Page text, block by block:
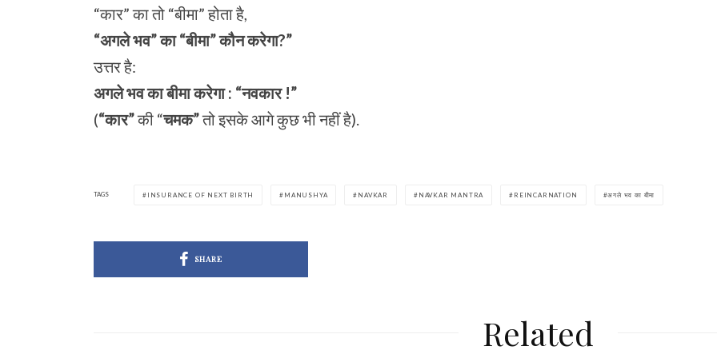
“कार” का तो “बीमा” होता है,
“अगले भव” का “बीमा” कौन करेगा?”
उत्तर है:
अगले भव का बीमा करेगा : “नवकार !”
(“कार”की “चमक”तो इसके आगे कुछ भी नहीं है).
TAGS INSURANCE OF NEXT BIRTH MANUSHYA NAVKAR NAVKAR MANTRA REINCARNATION अगले भव का बीमा
SHARE
Related